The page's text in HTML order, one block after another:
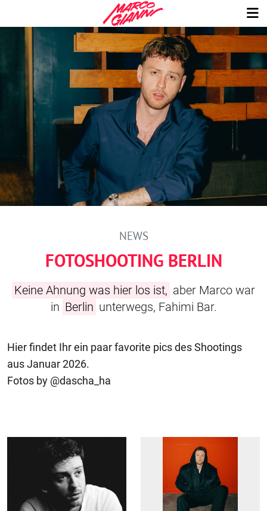
NEWS
FOTOSHOOTING BERLIN
Keine Ahnung was hier los ist, aber Marco war
in Berlin unterwegs, Fahimi Bar.
Hier findet Ihr ein paar favorite pics des Shootings
aus Januar 2026.
Fotos by @dascha_ha